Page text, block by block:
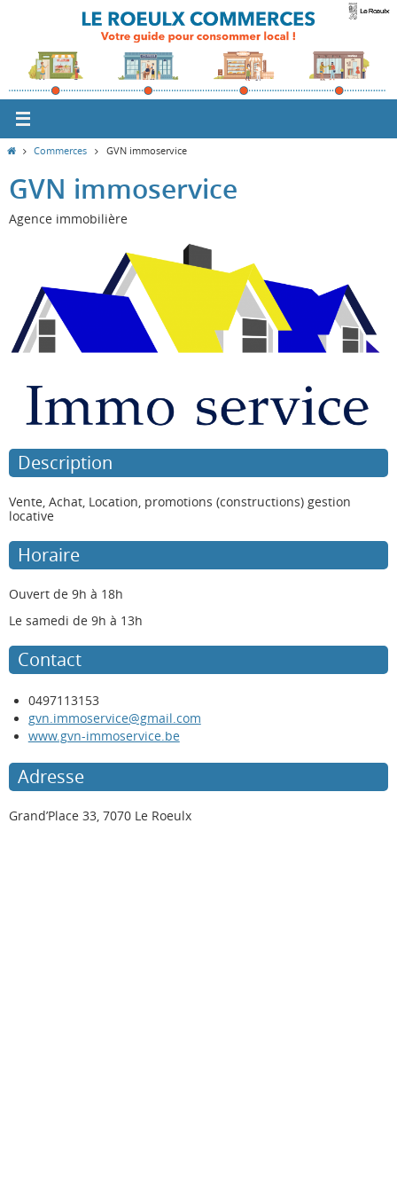
contenu
HomeCommerces GVN immoservice
GVN immoservice
Agence immobilière
Description
Vente, Achat, Location, promotions (constructions) gestion
locative
Horaire
Ouvert de 9h à 18h
Le samedi de 9h à 13h
Contact
0497113153
gvn.immoservice@gmail.com
www.gvn-immoservice.be
Adresse
Grand’Place 33, 7070 Le Roeulx